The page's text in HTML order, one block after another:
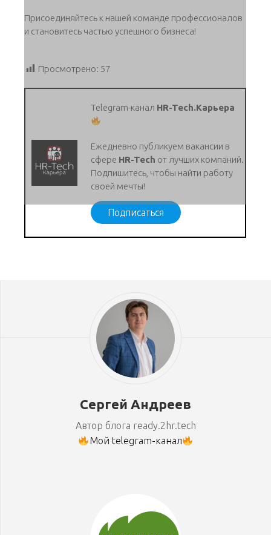
Присоединяйтесь к нашей команде профессионалов
и становитесь частью успешного бизнеса!
Просмотрено: 57
Telegram-канал HR-Tech.Карьера
Ежедневно публикуем вакансии в
сфере HR-Tech от лучших компаний.
Подпишитесь, чтобы найти работу
своей мечты!
Подписаться
Сергей Андреев
Автор блога ready.2hr.tech
Мой telegram-канал